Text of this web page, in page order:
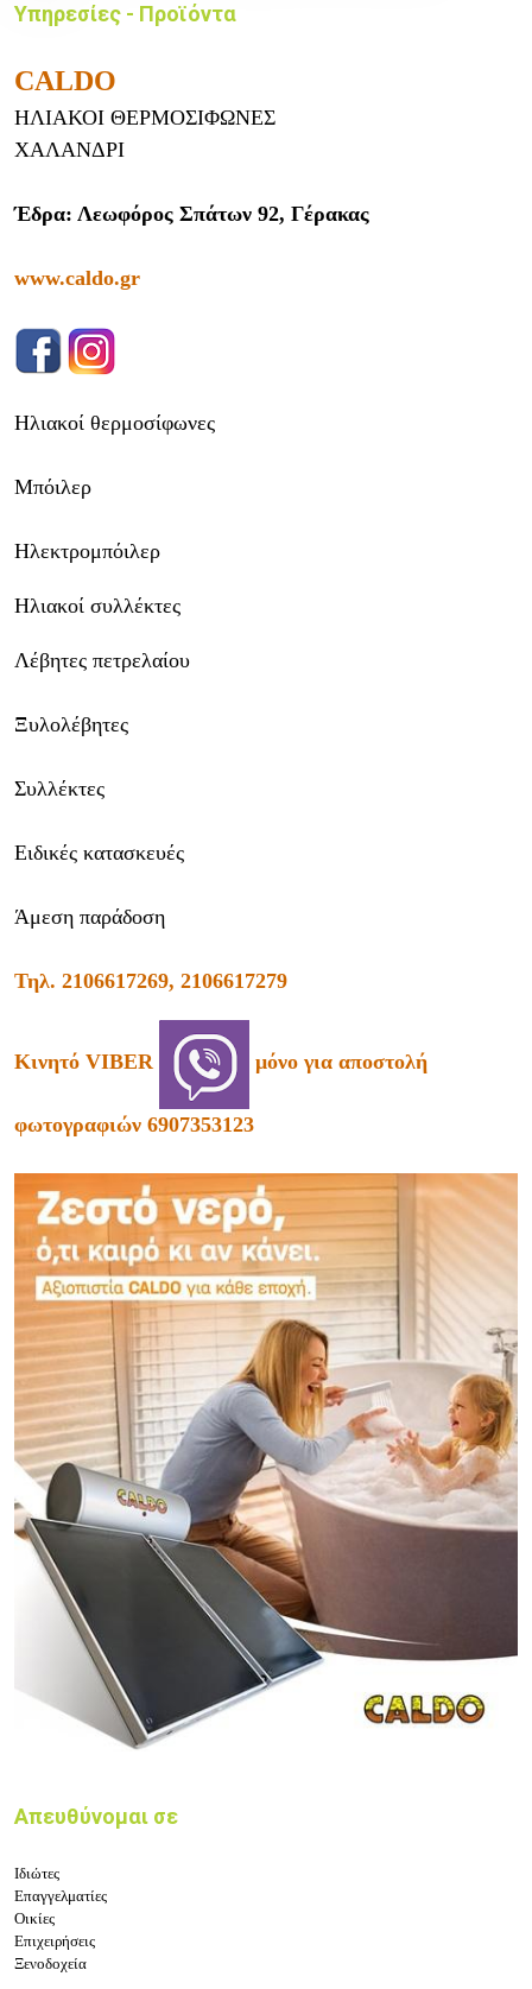
Υπηρεσίες - Προϊόντα
CALDO
ΗΛΙΑΚΟΙ ΘΕΡΜΟΣΙΦΩΝΕΣ
ΧΑΛΑΝΔΡΙ
Έδρα: Λεωφόρος Σπάτων 92, Γέρακας
www.caldo.gr
Ηλιακοί θερμοσίφωνες
Μπόιλερ
Ηλεκτρομπόιλερ
Ηλιακοί συλλέκτες
Λέβητες πετρελαίου
Ξυλολέβητες
Συλλέκτες
Ειδικές κατασκευές
Άμεση παράδοση
Τηλ. 2106617269, 2106617279
Κινητό VIBER μόνο για αποστολή
φωτογραφιών 6907353123
Απευθύνομαι σε
Ιδιώτες
Επαγγελματίες
Οικίες
Επιχειρήσεις
Ξενοδοχεία